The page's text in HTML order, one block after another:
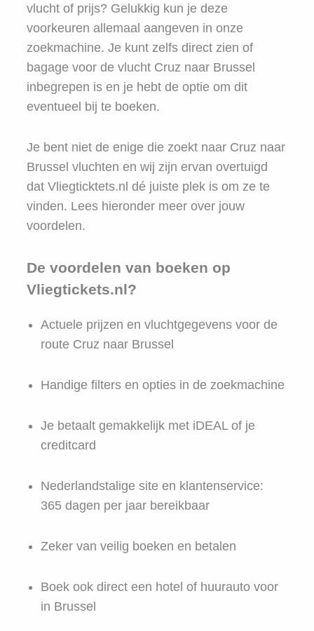
vlucht of prijs? Gelukkig kun je deze
voorkeuren allemaal aangeven in onze
zoekmachine. Je kunt zelfs direct zien of
bagage voor de vlucht Cruz naar Brussel
inbegrepen is en je hebt de optie om dit
eventueel bij te boeken.
Je bent niet de enige die zoekt naar Cruz naar
Brussel vluchten en wij zijn ervan overtuigd
dat Vliegticktets.nl dé juiste plek is om ze te
vinden. Lees hieronder meer over jouw
voordelen.
De voordelen van boeken op
Vliegtickets.nl?
Actuele prijzen en vluchtgegevens voor de
route Cruz naar Brussel
Handige filters en opties in de zoekmachine
Je betaalt gemakkelijk met iDEAL of je
creditcard
Nederlandstalige site en klantenservice:
365 dagen per jaar bereikbaar
Zeker van veilig boeken en betalen
Boek ook direct een hotel of huurauto voor
in Brussel